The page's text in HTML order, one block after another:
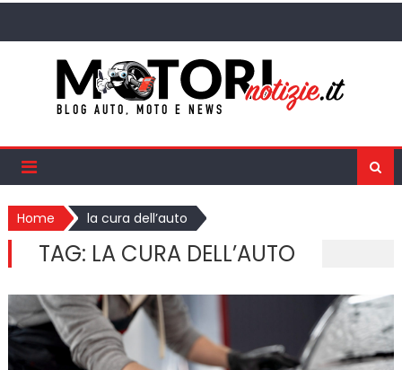
Home la cura dell’auto
TAG: LA CURA DELL’AUTO